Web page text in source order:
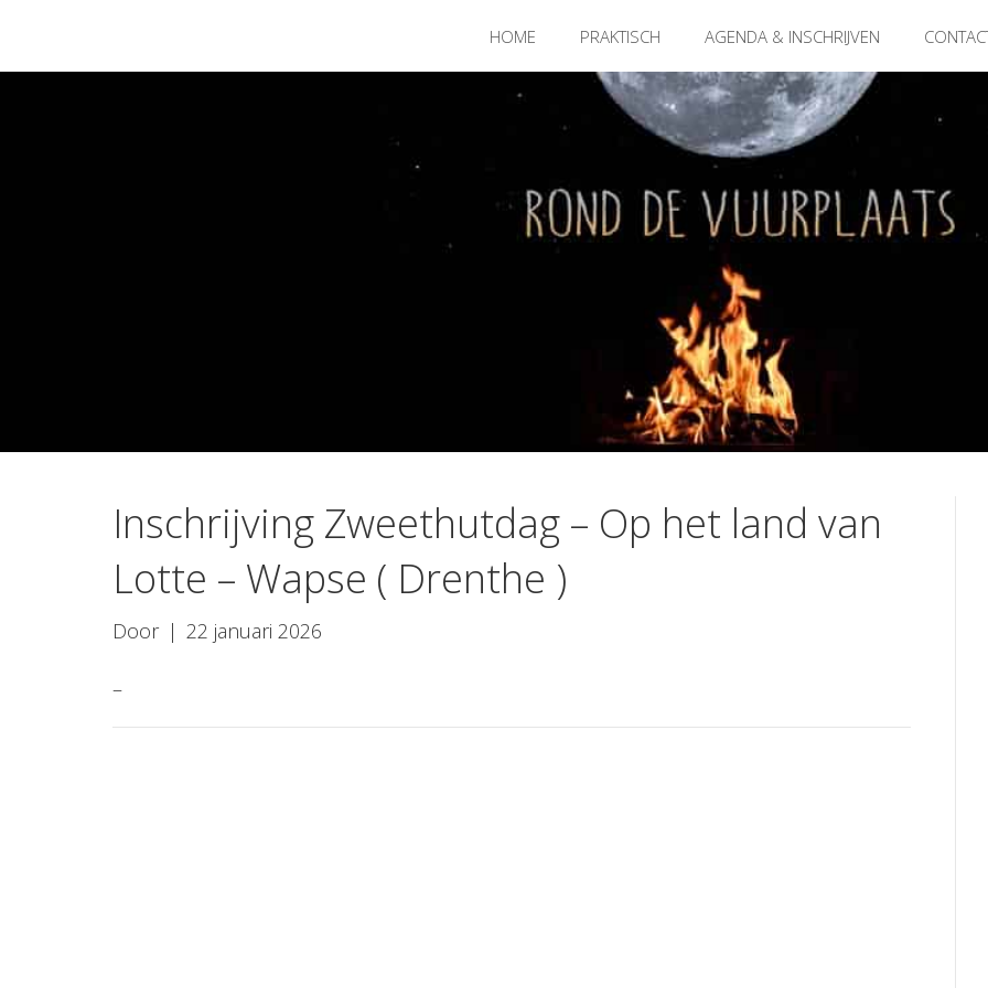
HOME PRAKTISCH AGENDA & INSCHRIJVEN
Inschrijving Zweethutdag – Op het land van
Lotte – Wapse ( Drenthe )
Door | 22 januari 2026
–